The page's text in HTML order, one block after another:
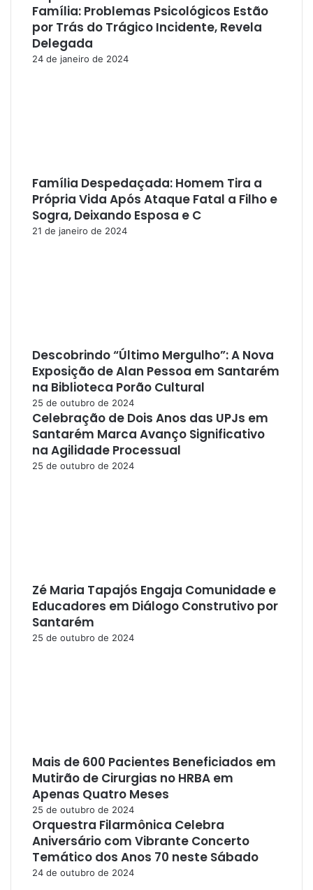
Família: Problemas Psicológicos Estão
por Trás do Trágico Incidente, Revela
Delegada
24 de janeiro de 2024
Família Despedaçada: Homem Tira a
Própria Vida Após Ataque Fatal a Filho e
Sogra, Deixando Esposa e C
21 de janeiro de 2024
Descobrindo “Último Mergulho”: A Nova
Exposição de Alan Pessoa em Santarém
na Biblioteca Porão Cultural
25 de outubro de 2024
Celebração de Dois Anos das UPJs em
Santarém Marca Avanço Significativo
na Agilidade Processual
25 de outubro de 2024
Zé Maria Tapajós Engaja Comunidade e
Educadores em Diálogo Construtivo por
Santarém
25 de outubro de 2024
Mais de 600 Pacientes Beneficiados em
Mutirão de Cirurgias no HRBA em
Apenas Quatro Meses
25 de outubro de 2024
Orquestra Filarmônica Celebra
Aniversário com Vibrante Concerto
Temático dos Anos 70 neste Sábado
24 de outubro de 2024